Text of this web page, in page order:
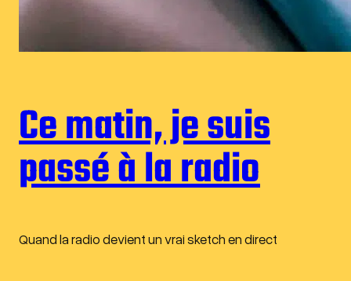
Ce matin, je suis
passé à la radio
Quand la radio devient un vrai sketch en direct